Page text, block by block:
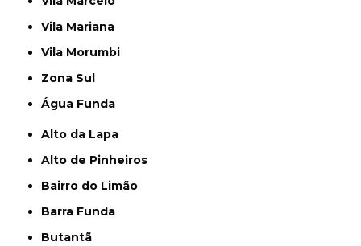
Vila Mariana
Vila Morumbi
Zona Sul
Água Funda
Alto da Lapa
Alto de Pinheiros
Bairro do Limão
Barra Funda
Butantã